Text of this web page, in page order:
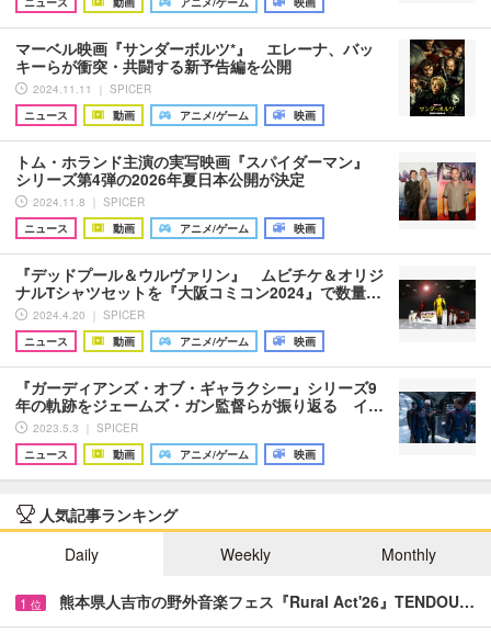
マーベル映画『サンダーボルツ*』 エレーナ、バッ
キーらが衝突・共闘する新予告編を公開
2024.11.11 ｜ SPICER
ニュース
動画 アニメ/ゲーム 映画
トム・ホランド主演の実写映画『スパイダーマン』
シリーズ第4弾の2026年夏日本公開が決定
2024.11.8 ｜ SPICER
ニュース
動画 アニメ/ゲーム 映画
『デッドプール＆ウルヴァリン』 ムビチケ＆オリジ
ナルTシャツセットを『大阪コミコン2024』で数量…
2024.4.20 ｜ SPICER
ニュース
動画 アニメ/ゲーム 映画
『ガーディアンズ・オブ・ギャラクシー』シリーズ9
年の軌跡をジェームズ・ガン監督らが振り返る イ…
2023.5.3 ｜ SPICER
ニュース
動画 アニメ/ゲーム 映画
人気記事ランキング
Daily
Weekly Monthly
1 位 熊本県人吉市の野外音楽フェス『Rural Act'26』TENDOU…